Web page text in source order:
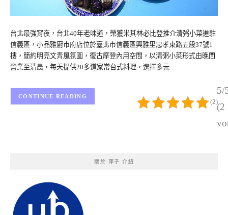
台北最強宵夜，台北40年老味道，榮獲米其林必比登推介清粥小菜進駐
信義區，小品雅廚市府店位於臺北市信義區興雅里忠孝東路五段37號1
樓，簡約明亮文青風氛圍，復古摩登內用空間，以清粥小菜形式由晚間
營業至清晨，每天提供20多道家常台式料理，選擇多元…
5/
(2
(2)
CONTINUE READING
關於 萍子 介紹